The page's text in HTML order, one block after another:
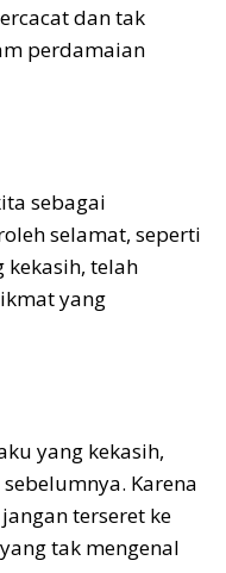
dan tak
perdamaian
sebagai
selamat, seperti
kekasih, telah
yang
yang kekasih,
Karena
terseret ke
tak mengenal